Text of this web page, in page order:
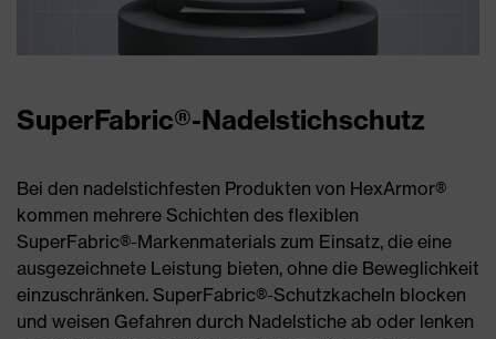
SuperFabric®-Nadelstichschutz
Bei den nadelstichfesten Produkten von HexArmor®
kommen mehrere Schichten des flexiblen
SuperFabric®-Markenmaterials zum Einsatz, die eine
ausgezeichnete Leistung bieten, ohne die Beweglichkeit
einzuschränken. SuperFabric®-Schutzkacheln blocken
und weisen Gefahren durch Nadelstiche ab oder lenken